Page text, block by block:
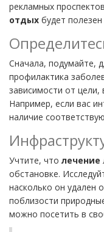
рекламных
отдых будет
Сначала, подумайте,
профилактика
зависимости от
Например, если вас
наличие
Учтите, что лечение
обстановке.
насколько он удален
поблизости
можно посетить в